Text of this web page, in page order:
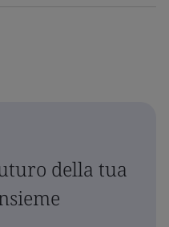
della tua